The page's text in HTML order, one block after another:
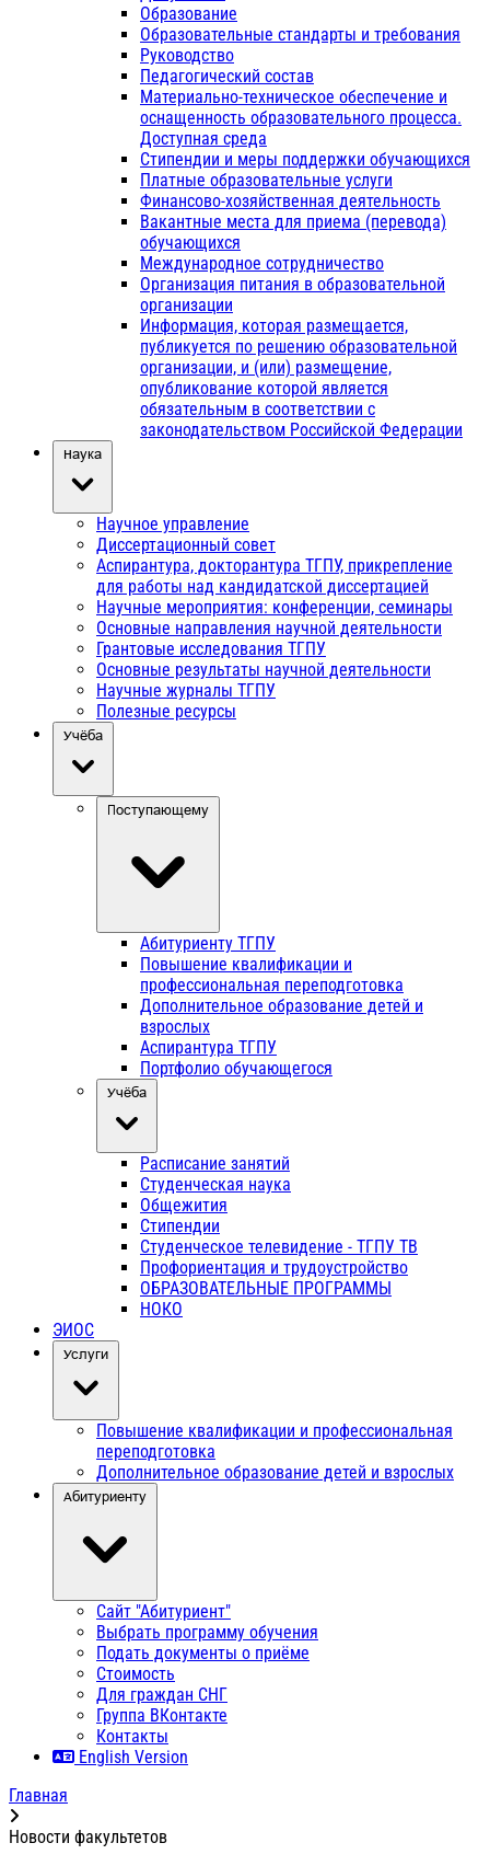
Образование
Образовательные стандарты и требования
Руководство
Педагогический состав
Материально-техническое обеспечение и
оснащенность образовательного процесса.
Доступная среда
Стипендии и меры поддержки обучающихся
Платные образовательные услуги
Финансово-хозяйственная деятельность
Вакантные места для приема (перевода)
обучающихся
Международное сотрудничество
Организация питания в образовательной
организации
Информация, которая размещается,
публикуется по решению образовательной
организации, и (или) размещение,
опубликование которой является
обязательным в соответствии с
законодательством Российской Федерации
Наука
Научное управление
Диссертационный совет
Аспирантура, докторантура ТГПУ, прикрепление
для работы над кандидатской диссертацией
Научные мероприятия: конференции, семинары
Основные направления научной деятельности
Грантовые исследования ТГПУ
Основные результаты научной деятельности
Научные журналы ТГПУ
Полезные ресурсы
Учёба
Поступающему
Абитуриенту ТГПУ
Повышение квалификации и
профессиональная переподготовка
Дополнительное образование детей и
взрослых
Аспирантура ТГПУ
Портфолио обучающегося
Учёба
Расписание занятий
Студенческая наука
Общежития
Стипендии
Студенческое телевидение - ТГПУ ТВ
Профориентация и трудоустройство
ОБРАЗОВАТЕЛЬНЫЕ ПРОГРАММЫ
НОКО
ЭИОС
Услуги
Повышение квалификации и профессиональная
переподготовка
Дополнительное образование детей и взрослых
Абитуриенту
Сайт "Абитуриент"
Выбрать программу обучения
Подать документы о приёме
Стоимость
Для граждан СНГ
Группа ВКонтакте
Контакты
English Version
Главная
Новости факультетов